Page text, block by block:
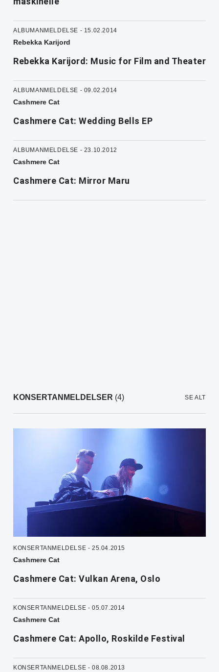
ALBUMANMELDELSE - 15.02.2014
Rebekka Karijord
Rebekka Karijord: Music for Film and Theater
ALBUMANMELDELSE - 09.02.2014
Cashmere Cat
Cashmere Cat: Wedding Bells EP
ALBUMANMELDELSE - 23.10.2012
Cashmere Cat
Cashmere Cat: Mirror Maru
KONSERTANMELDELSER (4) SE ALT
KONSERTANMELDELSE - 25.04.2015
Cashmere Cat
Cashmere Cat: Vulkan Arena, Oslo
KONSERTANMELDELSE - 05.07.2014
Cashmere Cat
Cashmere Cat: Apollo, Roskilde Festival
KONSERTANMELDELSE - 08.08.2013